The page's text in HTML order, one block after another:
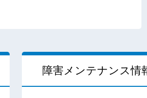
障害メンテナンス情